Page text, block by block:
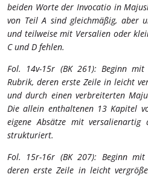
beiden Worte der Invocatio in
von Teil A sind gleichmäßig, aber
und teilweise mit Versalien oder
C und D fehlen.
Fol. 14v-15r (BK 261): Beginn
Rubrik, deren erste Zeile in leicht
und durch einen verbreiterten
Die allein enthaltenen 13 Kapitel
eigene Absätze mit versalienartig
strukturiert.
Fol. 15r-16r (BK 207): Beginn
deren erste Zeile in leicht